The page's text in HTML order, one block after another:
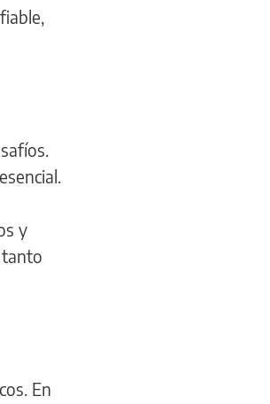
y
En